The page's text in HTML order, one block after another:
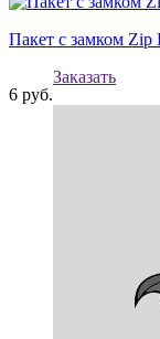
Пакет с замком
6 руб.
Заказать